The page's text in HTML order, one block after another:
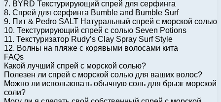
7. BYRD Текстурирующий спрей для серфинга
8. Спрей для серфинга Bumble and Bumble Surf
9. Пит & Pedro SALT Натуральный спрей с морской солью
10. Текстурирующий спрей с солью Seven Potions
11. Текстуризатор Rudy’s Clay Spray Surf Style
12. Волны на пляже с корявыми волосами кита
FAQs
Какой лучший спрей с морской солью?
Полезен ли спрей с морской солью для ваших волос?
Можно ли использовать обычную соль для брызг морской
соли?